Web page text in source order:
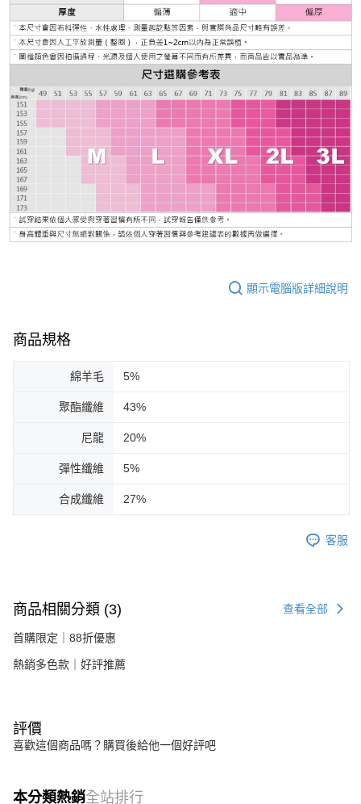
顯示電腦版詳細說明
商品規格
綿羊毛 5%
聚酯纖維 43%
尼龍 20%
彈性纖維 5%
合成纖維 27%
客服
商品相關分類 (3) 查看全部
首購限定｜88折優惠
熱銷多色款｜好評推薦
評價
喜歡這個商品嗎？購買後給他一個好評吧
本分類熱銷全站排行